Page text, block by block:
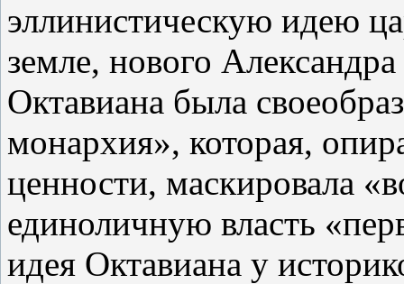
эллинистическую идею
земле, нового
Октавиана была
монархия», которая,
ценности, маскировала
единоличную власть
идея Октавиана у